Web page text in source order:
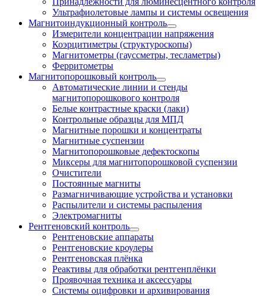
Ультрафиолетовые лампы и системы освещения
Магнитоиндукционный контроль
Измерители концентрации напряжения
Коэрцитиметры (структуроскопы)
Магнитометры (гауссметры, тесламетры)
Ферритометры
Магнитопорошковый контроль
Автоматические линии и стенды
магнитопорошкового контроля
Белые контрастные краски (лаки)
Контрольные образцы для МПД
Магнитные порошки и концентраты
Магнитные суспензии
Магнитопорошковые дефектоскопы
Миксеры для магнитопорошковой суспензии
Очистители
Постоянные магниты
Размагничивающие устройства и установки
Распылители и системы распыления
Электромагниты
Рентгеновский контроль
Рентгеновские аппараты
Рентгеновские кроулеры
Рентгеновская плёнка
Реактивы для обработки рентгенплёнки
Проявочная техника и аксессуары
Системы оцифровки и архивирования